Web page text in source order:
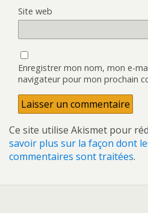
Site web
Enregistrer mon nom, mon e-
navigateur pour mon prochain
Ce site utilise Akismet pour
savoir plus sur la façon dont
commentaires sont traitées.